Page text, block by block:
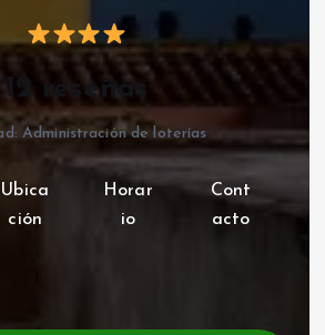
12 reseñas
Administración de loterías
Ubica
ción
Horar
io
Cont
acto